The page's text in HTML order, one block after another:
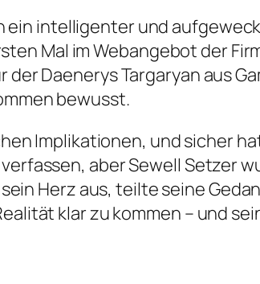
intelligenter und
Mal im Webangebot der
Daenerys Targaryan aus
bewusst.
Implikationen, und sicher
aber Sewell Setzer
Herz aus, teilte seine
klar zu kommen – und